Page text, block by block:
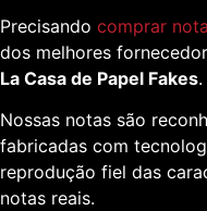
Precisando comprar
dos melhores
La Casa de Papel Fakes.
Nossas notas são
fabricadas com
reprodução fiel das
notas reais.